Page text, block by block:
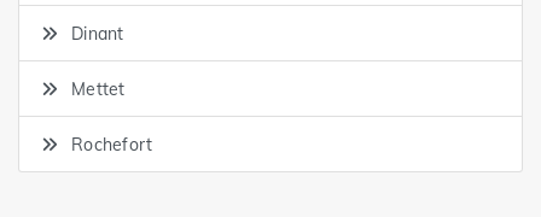
Dinant
Mettet
Rochefort